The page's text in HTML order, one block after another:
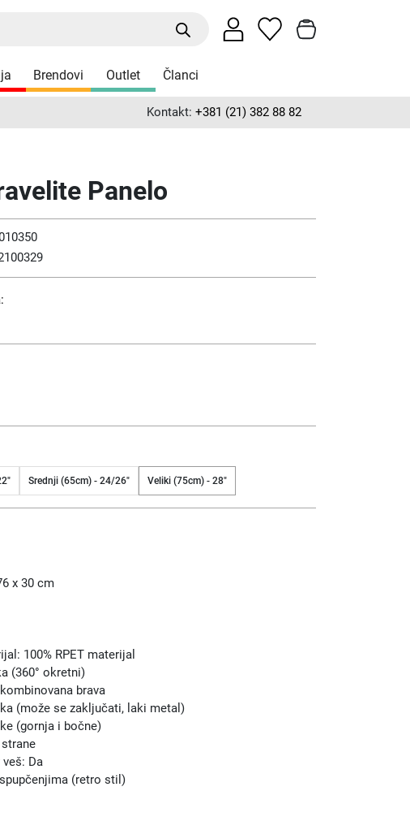
Brendovi Outlet Članci
Kontakt: +381 (21) 382 88 82
Panelo
Srednji (65cm) - 24/26" Veliki (75cm) - 28"
x 30 cm
100% RPET materijal
(360° okretni)
brava
(može se zaključati, laki metal)
(gornja i bočne)
veš: Da
(retro stil)